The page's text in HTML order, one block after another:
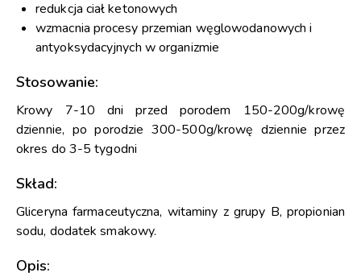
redukcja ciał ketonowych
wzmacnia procesy przemian węglowodanowych i
antyoksydacyjnych w organizmie
Stosowanie:
Krowy 7-10 dni przed porodem 150-200g/krowę
dziennie, po porodzie 300-500g/krowę dziennie przez
okres do 3-5 tygodni
Skład:
Gliceryna farmaceutyczna, witaminy z grupy B, propionian
sodu, dodatek smakowy.
Opis: